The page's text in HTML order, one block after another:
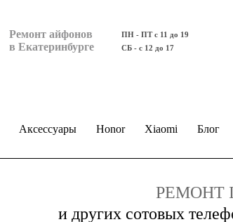
Ремонт айфонов
в Екатеринбурге
ПН - ПТ с 11 до 19
СБ - с 12 до 17
Аксессуары Honor Xiaomi Блог
РЕМОНТ
и других сотовых